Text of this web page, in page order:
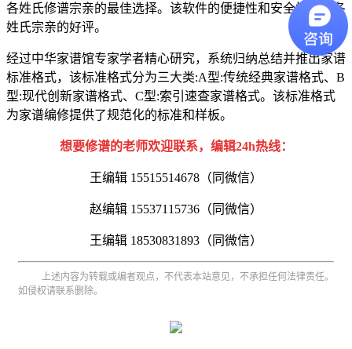
各姓氏修谱宗亲的最佳选择。该软件的便捷性和安全性深得各
姓氏宗亲的好评。
经过中华家谱馆专家学者精心研究，系统归纳总结并推出家谱
标准格式，该标准格式分为三大类:A型:传统经典家谱格式、B
型:现代创新家谱格式、C型:索引速查家谱格式。该标准格式
为家谱编修提供了规范化的标准和样板。
想要修谱的老师欢迎联系，编辑24h热线：
王编辑 15515514678（同微信）
赵编辑 15537115736（同微信）
王编辑 18530831893（同微信）
上述内容为转载或编者观点，不代表本站意见，不承担任何法律责任。
如侵权请联系删除。